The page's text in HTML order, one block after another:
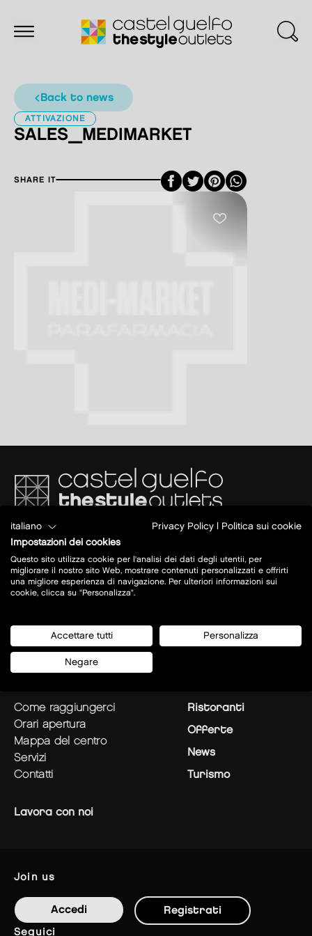
back to news
ATTIVAZIONE
SALES_MEDIMARKET
SHARE IT Facebook
Twitter
Pinterest
Via del Commercio 4/2
40023 Castel Guelfo di Bologna (BO)
A14 BO- AN
Uscita: Castel San Pietro Terme
come raggiungerci
orari apertura
mappa del centro
servizi
contatti
Ristoranti
Offerte
News
Turismo
Lavora con noi
join us
Accedi Registrati
seguici
italiano Privacy Policy
Politica sui cookie
Impostazioni dei cookies
Questo sito utilizza cookie per l'analisi dei dati degli utentii, per
migliorare il nostro sito Web, mostrare contenuti personalizzati e offrirti
una migliore esperienza di navigazione. Per ulteriori informazioni sui
cookie, clicca su "Personalizza".
Accettare tutti Personalizza
Negare